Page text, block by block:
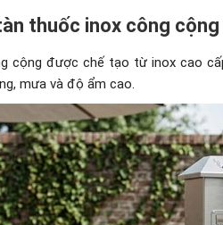
thuốc inox công cộng
cộng được chế tạo từ inox cao
mưa và độ ẩm cao.